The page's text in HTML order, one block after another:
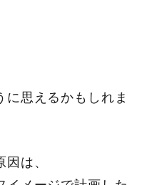
思えるかもしれま
は、